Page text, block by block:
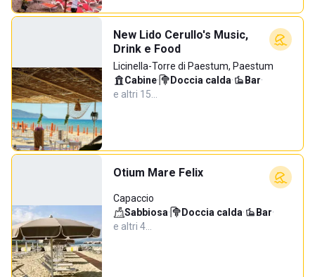
New Lido Cerullo's Music,
Drink e Food
Licinella-Torre di Paestum, Paestum
Cabine· Doccia calda· Bar·
e altri 15…
Otium Mare Felix
Capaccio
Sabbiosa· Doccia calda· Bar·
e altri 4…